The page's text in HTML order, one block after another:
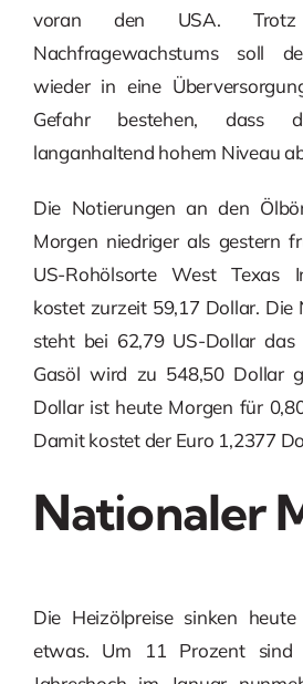
voran den USA. Trotz
Nachfragewachstums soll
wieder in eine
Gefahr bestehen, dass
langanhaltend hohem Niveau
Die Notierungen an den
Morgen niedriger als gestern
US-Rohölsorte West Texas
kostet zurzeit 59,17 Dollar. Die
steht bei 62,79 US-Dollar das
Gasöl wird zu 548,50 Dollar
Dollar ist heute Morgen für
Damit kostet der Euro 1,2377
Nationaler
Die Heizölpreise sinken
etwas. Um 11 Prozent